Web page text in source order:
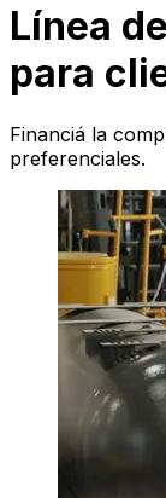
Línea
para
Financiá la
preferenciales.